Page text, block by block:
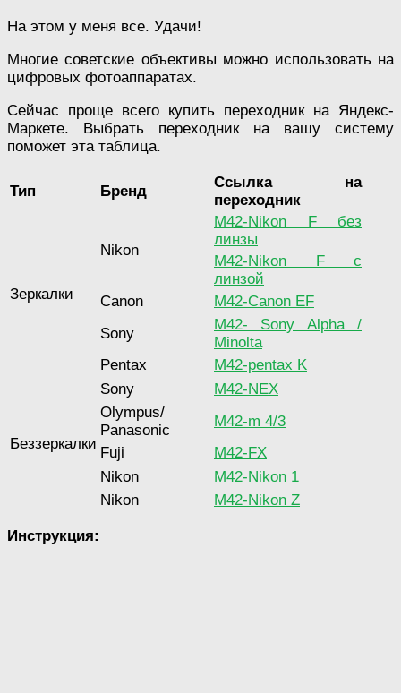
На этом у меня все. Удачи!
Многие советские объективы можно использовать на
цифровых фотоаппаратах.
Сейчас проще всего купить переходник на Яндекс-
Маркете. Выбрать переходник на вашу систему
поможет эта таблица.
Тип Бренд
Ссылка на
переходник
Зеркалки
Nikon
M42-Nikon F без
линзы
M42-Nikon F с
линзой
Canon
M42-Canon EF
Sony
M42- Sony Alpha /
Minolta
Pentax
M42-pentax K
Беззеркалки
Sony
M42-NEX
Оlympus/
Panasonic
M42-m 4/3
Fuji
M42-FX
Nikon
M42-Nikon 1
Nikon
M42-Nikon Z
Инструкция: